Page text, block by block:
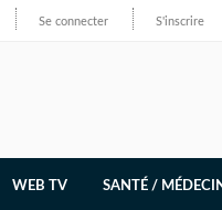
Se connecter S'inscrire
WEB TV SANTÉ /